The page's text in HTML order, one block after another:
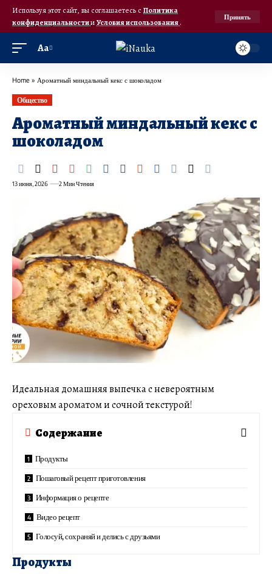
Используя этот сайт, вы соглашаетесь с Политика
конфиденциальностииУсловия использования.
Принять
Аа
Home » Ароматный миндальный кекс с шоколадом
Общество
Ароматный миндальный кекс с
шоколадом
13 июня, 2026 2 Мин Чтения
Идеальная домашняя выпечка с невероятным
ореховым ароматом и сочной текстурой!
Содержание
Продукты
Пошаговый рецепт приготовления
Информация о рецепте
Видео рецепт
Голосуй, сохраняй и делись с друзьями
Продукты